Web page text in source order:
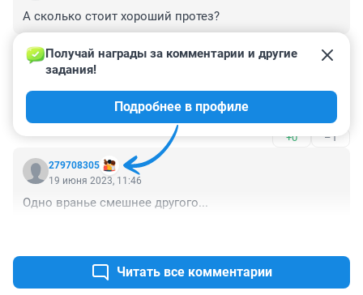
А сколько стоит хороший протез?
–1
Гость
Чё так мало в Москве по полмилиона платят.
+0 –1
279708305
Получай награды за комментарии и другие
задания!
Подробнее в профиле
19 июня 2023, 11:46
Одно вранье смешнее другого...
Читать все комментарии